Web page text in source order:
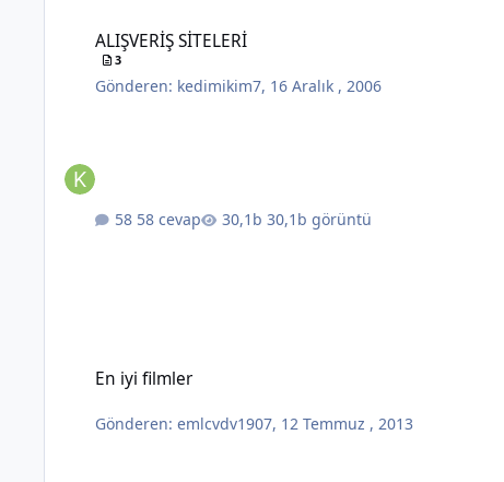
ALIŞVERİŞ SİTELERİ
3
Gönderen: kedimikim7, 16 Aralık , 2006
58 cevap 30,1b görüntü
En iyi filmler
Gönderen:emlcvdv1907, 12 Temmuz , 2013